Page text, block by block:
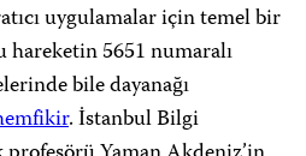
uygulamalar için temel bir
5651 numaralı
bile dayanağı
. İstanbul Bilgi